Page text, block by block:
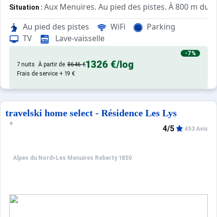
Situation : Aux Menuires. Au pied des pistes. À 800 m du
Appartement de particulier :appartement de qualité, de 45
Au pied des pistes WiFi
Parking
TV
Lave-vaisselle
-7%
7 nuits À partir de 8646 €1326 €/log
Frais de service + 19 €
travelski home select - Résidence Les Lys
Alpes du Nord > Les Menuires Reberty 1850
4/5 453 Avis